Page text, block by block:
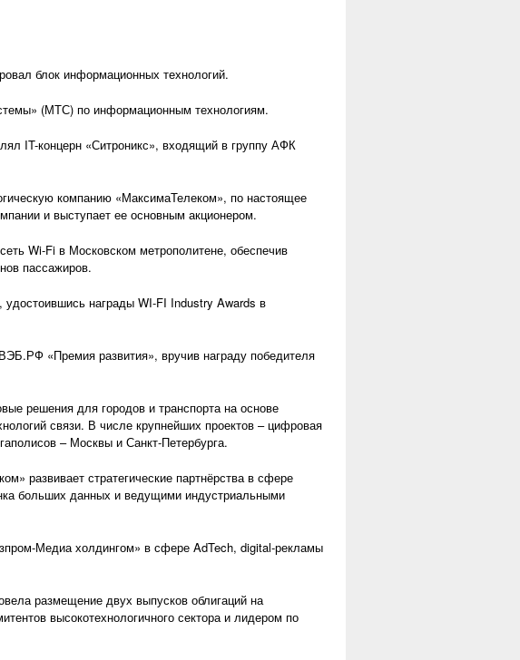
блок информационных технологий.
(МТС) по информационным технологиям.
IT-концерн «Ситроникс», входящий в группу АФК
компанию «МаксимаТелеком», по настоящее
и выступает ее основным акционером.
Wi-Fi в Московском метрополитене, обеспечив
пассажиров.
награды WI-FI Industry Awards в
«Премия развития», вручив награду победителя
решения для городов и транспорта на основе
связи. В числе крупнейших проектов – цифровая
– Москвы и Санкт-Петербурга.
развивает стратегические партнёрства в сфере
больших данных и ведущими индустриальными
Медиа холдингом» в сфере AdTech, digital-рекламы
размещение двух выпусков облигаций на
высокотехнологичного сектора и лидером по